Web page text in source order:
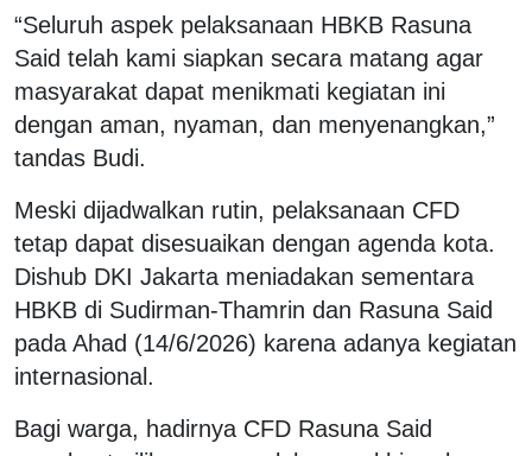
“Seluruh aspek pelaksanaan HBKB Rasuna
Said telah kami siapkan secara matang agar
masyarakat dapat menikmati kegiatan ini
dengan aman, nyaman, dan menyenangkan,”
tandas Budi.
Meski dijadwalkan rutin, pelaksanaan CFD
tetap dapat disesuaikan dengan agenda kota.
Dishub DKI Jakarta meniadakan sementara
HBKB di Sudirman-Thamrin dan Rasuna Said
pada Ahad (14/6/2026) karena adanya kegiatan
internasional.
Bagi warga, hadirnya CFD Rasuna Said